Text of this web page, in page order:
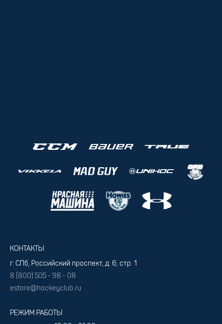
КОНТАКТЫ
г. СПб, Российский проспект, д. 6, стр. 1
8 (800) 505 - 98 - 08
estore@hockeyclub.ru
РЕЖИМ РАБОТЫ